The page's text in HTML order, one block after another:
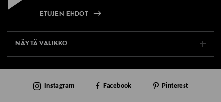
ETUJEN EHDOT
NÄYTÄ VALIKKO
AJANKOHTAISTA
Instagram Facebook Pinterest